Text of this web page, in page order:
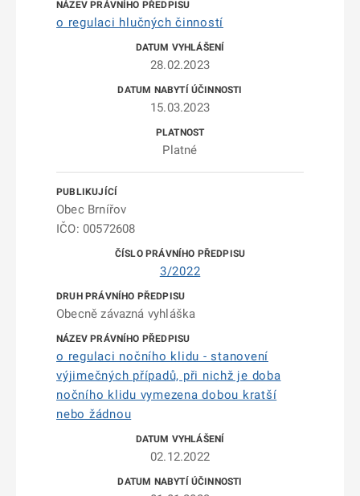
o regulaci hlučných činností
28.02.2023
15.03.2023
Platné
Obec Brnířov
IČO: 00572608
3/2022
Obecně závazná vyhláška
o regulaci nočního klidu - stanovení
výjimečných případů, při nichž je doba
nočního klidu vymezena dobou kratší
nebo žádnou
02.12.2022